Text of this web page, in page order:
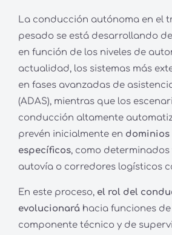
La conducción autónoma en el
pesado se está desarrollando
en función de los niveles de
actualidad, los sistemas más
en fases avanzadas de
(ADAS), mientras que los
conducción altamente
prevén inicialmente en dominios
específicos, como
autovía o corredores logísticos
En este proceso, el rol del
evolucionará hacia funciones
componente técnico y de